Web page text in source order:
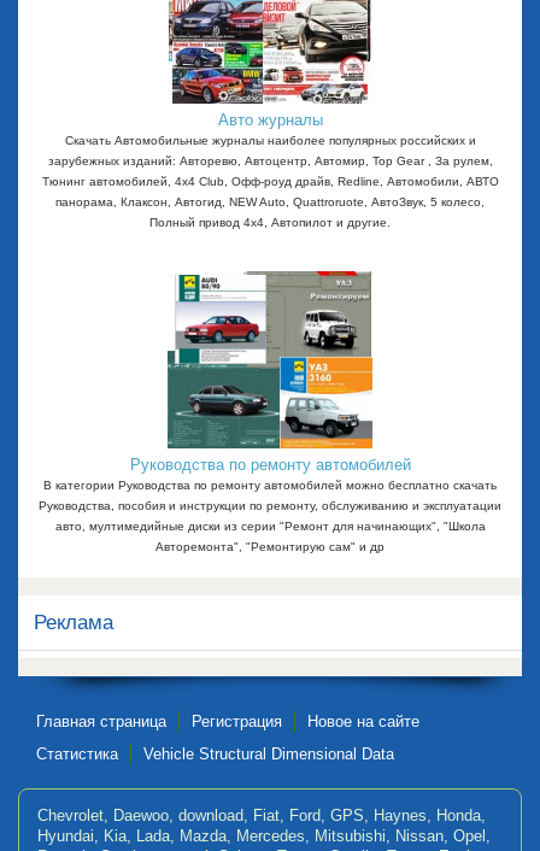
Авто журналы
Скачать Автомобильные журналы наиболее популярных российских и
зарубежных изданий: Авторевю, Автоцентр, Автомир, Top Gear , За рулем,
Тюнинг автомобилей, 4x4 Club, Офф-роуд драйв, Redline, Автомобили, АВТО
панорама, Клаксон, Автогид, NEW Auto, Quattroruote, АвтоЗвук, 5 колесо,
Полный привод 4х4, Автопилот и другие.
Руководства по ремонту автомобилей
В категории Руководства по ремонту автомобилей можно бесплатно скачать
Руководства, пособия и инструкции по ремонту, обслуживанию и эксплуатации
авто, мултимедийные диски из серии "Ремонт для начинающих", "Школа
Авторемонта", "Ремонтирую сам" и др
Реклама
Главная страница Регистрация
Новое на сайте
Статистика
Vehicle Structural Dimensional Data
Chevrolet, Daewoo, download, Fiat, Ford, GPS, Haynes, Honda,
Hyundai, Kia, Lada, Mazda, Mercedes, Mitsubishi, Nissan, Opel ,